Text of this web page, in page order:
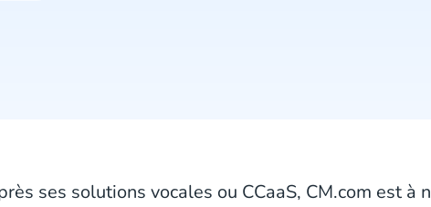
ses solutions vocales ou CCaaS, CM.com est à